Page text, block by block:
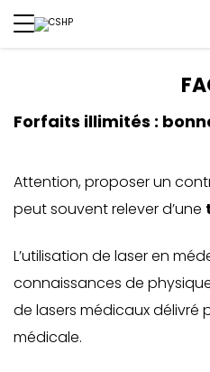
Forfaits illimités :
Attention, proposer un
peut souvent relever d’une
L’utilisation de laser en
connaissances de
de lasers médicaux délivré
médicale.